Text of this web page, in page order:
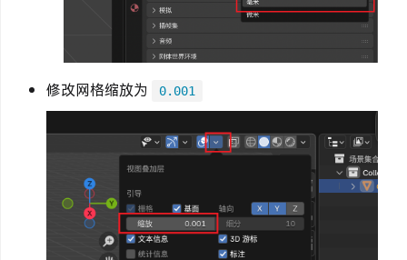
修改网格缩放为 0.001